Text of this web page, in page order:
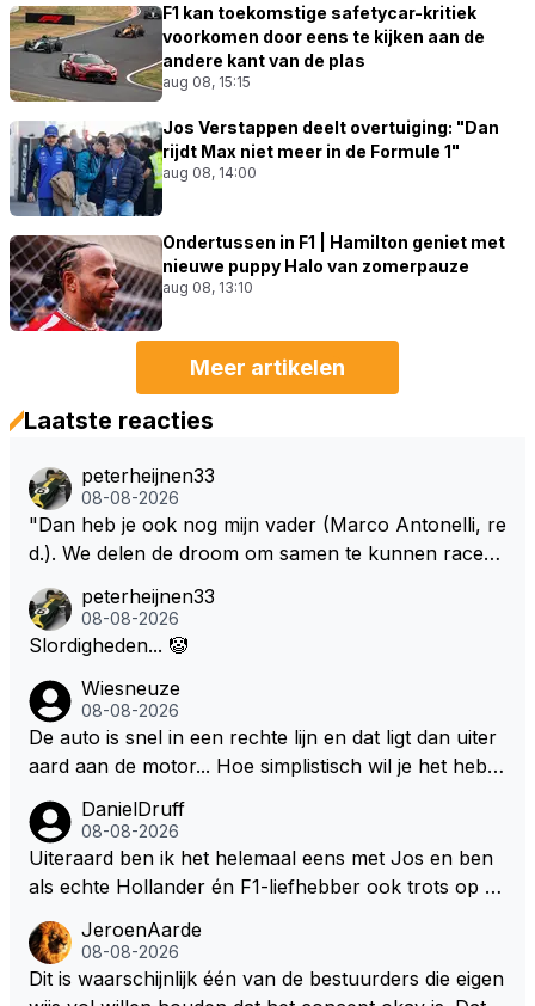
F1 kan toekomstige safetycar-kritiek
voorkomen door eens te kijken aan de
andere kant van de plas
aug 08, 15:15
Jos Verstappen deelt overtuiging: "Dan
rijdt Max niet meer in de Formule 1"
aug 08, 14:00
Ondertussen in F1 | Hamilton geniet met
nieuwe puppy Halo van zomerpauze
aug 08, 13:10
Meer artikelen
Laatste reacties
peterheijnen33
08-08-2026
"Dan heb je ook nog mijn vader (Marco Antonelli, re
d.). We delen de droom om samen te kunnen racen i
out die droom met Kimi en Marco én Max én Jos? ;)
peterheijnen33
08-08-2026
Slordigheden... 🤡
Wiesneuze
08-08-2026
De auto is snel in een rechte lijn en dat ligt dan uiter
aard aan de motor... Hoe simplistisch wil je het hebb
rstand ontzettend belangrijk. Heeft Red Bull bochtgri
p opgegeven voor topsnelheid? Dat is iets wat vaker
gebeurd is, zeker met Verstappen aan bet stuur.
DanielDruff
08-08-2026
Uiteraard ben ik het helemaal eens met Jos en ben
als echte Hollander én F1-liefhebber ook trots op de
aatste tijd kriebelt bij mij toch de wens dat hij nog een
s een knappe auto van Red Bull krijgt, waarmee hij d
ie laatste paar records van Lewis 'ik-reed-in-een-Me
JeroenAarde
08-08-2026
Dit is waarschijnlijk één van de bestuurders die eigen